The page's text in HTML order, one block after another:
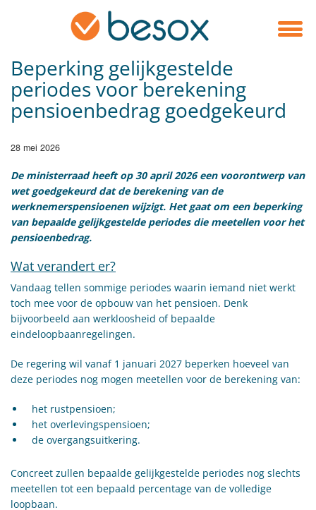
Beperking gelijkgestelde
periodes voor berekening
pensioenbedrag goedgekeurd
28 mei 2026
De ministerraad heeft op 30 april 2026 een voorontwerp van
wet goedgekeurd dat de berekening van de
werknemerspensioenen wijzigt. Het gaat om een beperking
van bepaalde gelijkgestelde periodes die meetellen voor het
pensioenbedrag.
Wat verandert er?
Vandaag tellen sommige periodes waarin iemand niet werkt
toch mee voor de opbouw van het pensioen. Denk
bijvoorbeeld aan werkloosheid of bepaalde
eindeloopbaanregelingen.
De regering wil vanaf 1 januari 2027 beperken hoeveel van
deze periodes nog mogen meetellen voor de berekening van:
het rustpensioen;
het overlevingspensioen;
de overgangsuitkering.
Concreet zullen bepaalde gelijkgestelde periodes nog slechts
meetellen tot een bepaald percentage van de volledige
loopbaan.